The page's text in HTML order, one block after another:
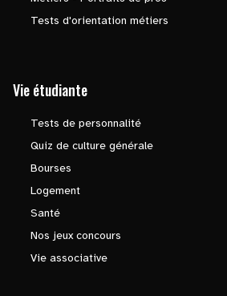
Tests d'orientation métiers
Vie étudiante
Tests de personnalité
Quiz de culture générale
Bourses
Logement
Santé
Nos jeux concours
Vie associative